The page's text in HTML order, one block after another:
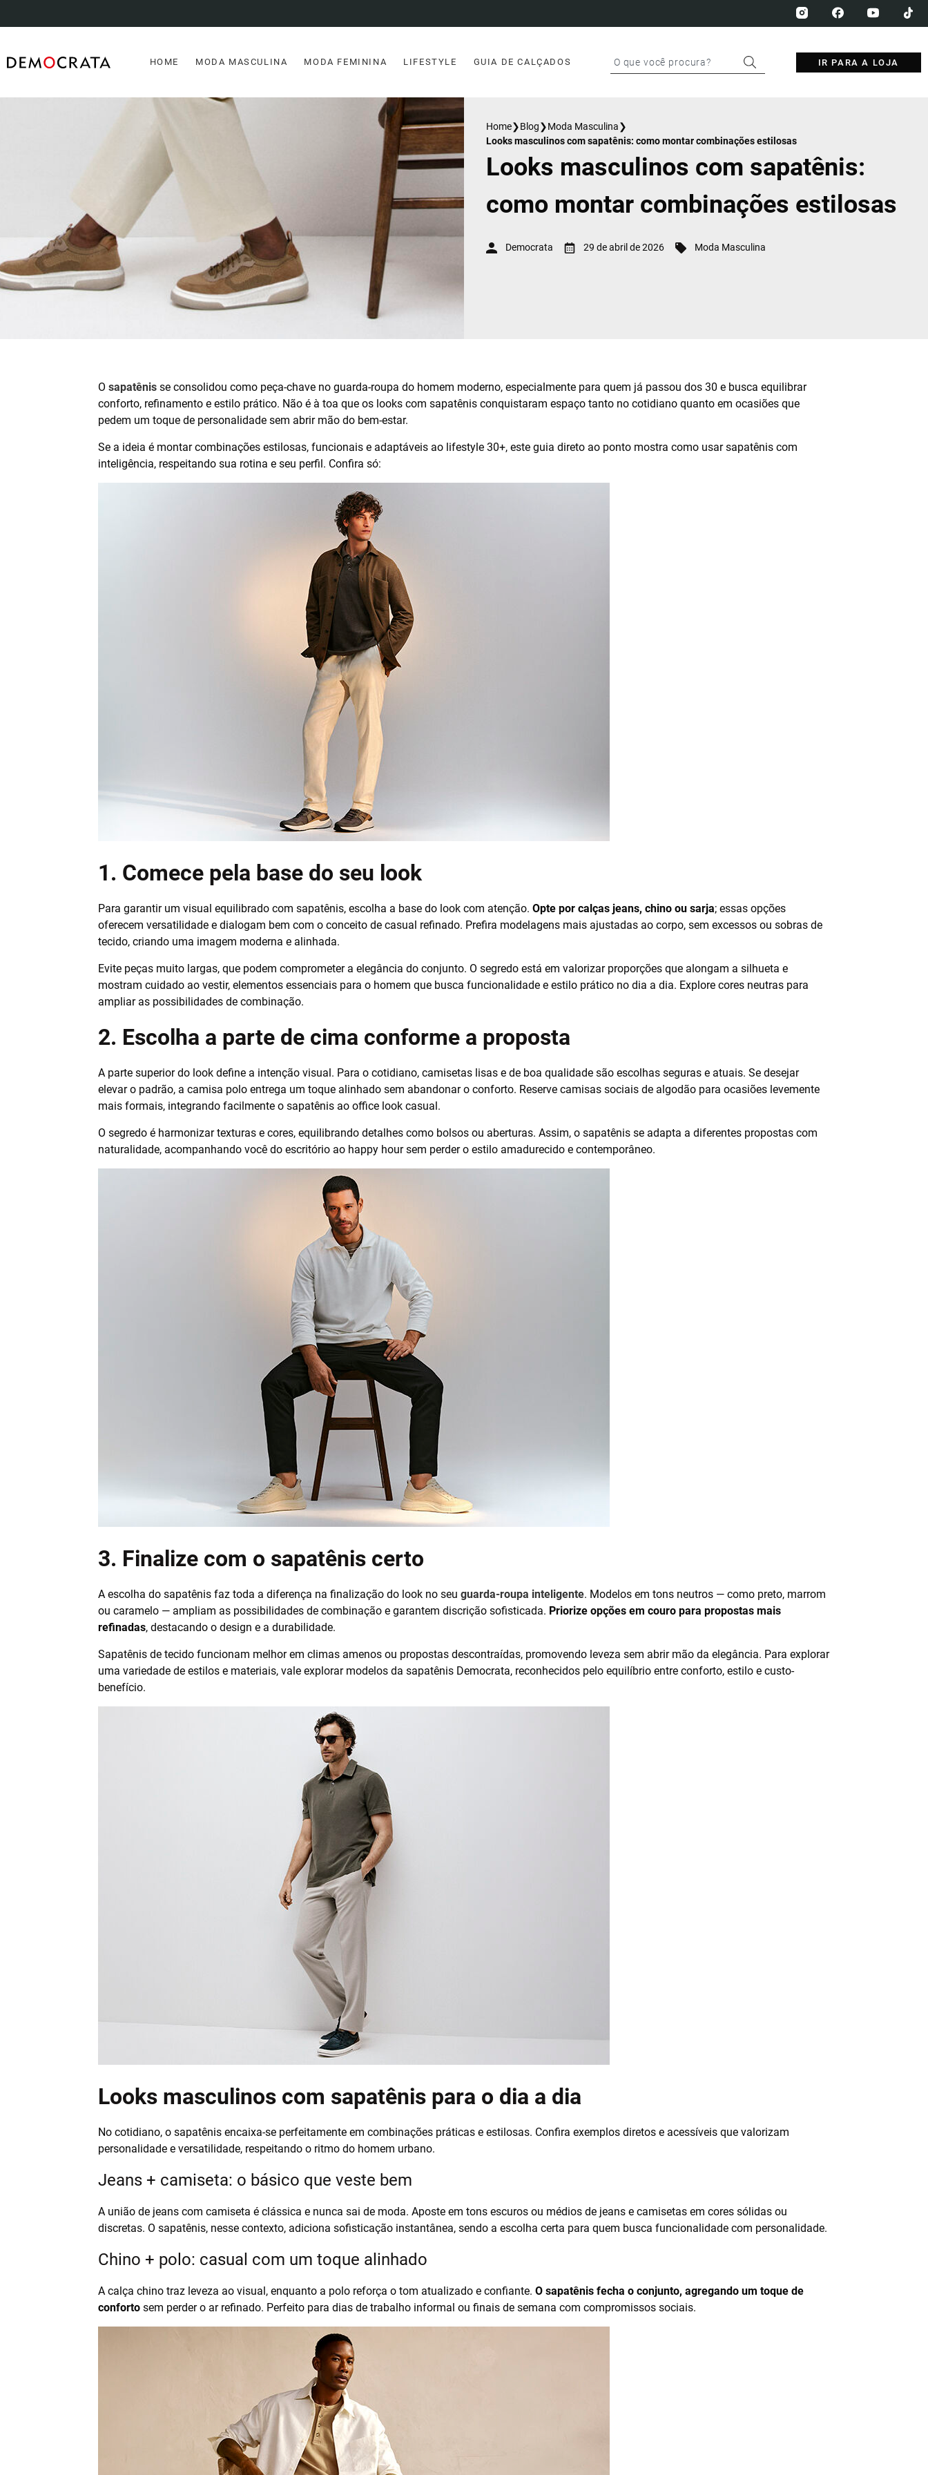
HOME MODA MASCULINA MODA FEMININA LIFESTYLE GUIA DE CALÇADOS IR PARA A LOJA
Home❯Blog❯Moda Masculina❯
Looks masculinos com sapatênis: como montar combinações estilosas
Looks masculinos com sapatênis:
como montar combinações estilosas
Democrata 29 de abril de 2026 Moda Masculina
Osapatênisse consolidou como peça-chave no guarda-roupa do homem moderno, especialmente para quem já passou dos 30 e busca equilibrar
conforto, refinamento e estilo prático. Não é à toa que os looks com sapatênis conquistaram espaço tanto no cotidiano quanto em ocasiões que
pedem um toque de personalidade sem abrir mão do bem-estar.
Se a ideia é montar combinações estilosas, funcionais e adaptáveis ao lifestyle 30+, este guia direto ao ponto mostra como usar sapatênis com
inteligência, respeitando sua rotina e seu perfil. Confira só:
1. Comece pela base do seu look
Para garantir um visual equilibrado com sapatênis, escolha a base do look com atenção. Opte por calças jeans, chino ou sarja; essas opções
oferecem versatilidade e dialogam bem com o conceito de casual refinado. Prefira modelagens mais ajustadas ao corpo, sem excessos ou sobras de
tecido, criando uma imagem moderna e alinhada.
Evite peças muito largas, que podem comprometer a elegância do conjunto. O segredo está em valorizar proporções que alongam a silhueta e
mostram cuidado ao vestir, elementos essenciais para o homem que busca funcionalidade e estilo prático no dia a dia. Explore cores neutras para
ampliar as possibilidades de combinação.
2. Escolha a parte de cima conforme a proposta
A parte superior do look define a intenção visual. Para o cotidiano, camisetas lisas e de boa qualidade são escolhas seguras e atuais. Se desejar
elevar o padrão, a camisa polo entrega um toque alinhado sem abandonar o conforto. Reserve camisas sociais de algodão para ocasiões levemente
mais formais, integrando facilmente o sapatênis ao office look casual.
O segredo é harmonizar texturas e cores, equilibrando detalhes como bolsos ou aberturas. Assim, o sapatênis se adapta a diferentes propostas com
naturalidade, acompanhando você do escritório ao happy hour sem perder o estilo amadurecido e contemporâneo.
3. Finalize com o sapatênis certo
A escolha do sapatênis faz toda a diferença na finalização do look no seuguarda-roupa inteligente. Modelos em tons neutros — como preto, marrom
ou caramelo — ampliam as possibilidades de combinação e garantem discrição sofisticada. Priorize opções em couro para propostas mais
refinadas, destacando o design e a durabilidade.
Sapatênis de tecido funcionam melhor em climas amenos ou propostas descontraídas, promovendo leveza sem abrir mão da elegância. Para explorar
uma variedade de estilos e materiais, vale explorar modelos da sapatênis Democrata, reconhecidos pelo equilíbrio entre conforto, estilo e custo-
benefício.
Looks masculinos com sapatênis para o dia a dia
No cotidiano, o sapatênis encaixa-se perfeitamente em combinações práticas e estilosas. Confira exemplos diretos e acessíveis que valorizam
personalidade e versatilidade, respeitando o ritmo do homem urbano.
Jeans + camiseta: o básico que veste bem
A união de jeans com camiseta é clássica e nunca sai de moda. Aposte em tons escuros ou médios de jeans e camisetas em cores sólidas ou
discretas. O sapatênis, nesse contexto, adiciona sofisticação instantânea, sendo a escolha certa para quem busca funcionalidade com personalidade.
Chino + polo: casual com um toque alinhado
A calça chino traz leveza ao visual, enquanto a polo reforça o tom atualizado e confiante. O sapatênis fecha o conjunto, agregando um toque de
conforto sem perder o ar refinado. Perfeito para dias de trabalho informal ou finais de semana com compromissos sociais.